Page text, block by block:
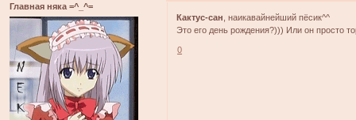
Главная няка =^_^=
Кактус-сан , наикавайнейший пёсик^^
Это его день рождения?))) Или он просто
0